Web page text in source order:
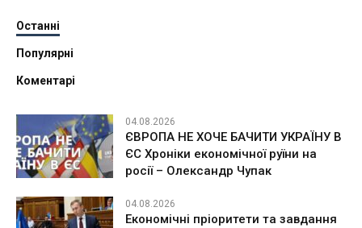
Останні
Популярні
Коментарі
04.08.2026
ЄВРОПА НЕ ХОЧЕ БАЧИТИ УКРАЇНУ В
ЄС Хроніки економічної руїни на
росії – Олександр Чупак
04.08.2026
Економічні пріоритети та завдання